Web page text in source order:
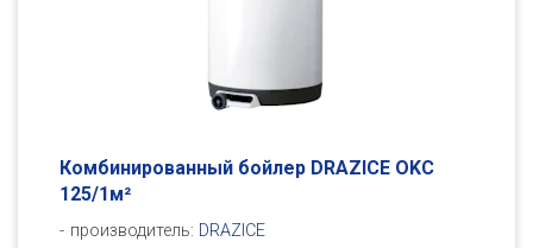
Комбинированный бойлер DRAZICE OKC
125/1м²
производитель: DRAZICE